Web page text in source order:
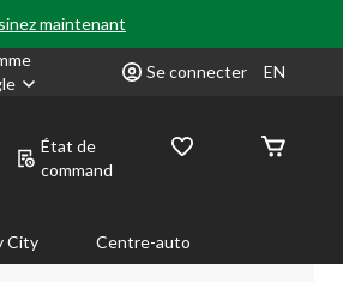
maintenant
Se connecter EN
État de
command
City Centre-auto